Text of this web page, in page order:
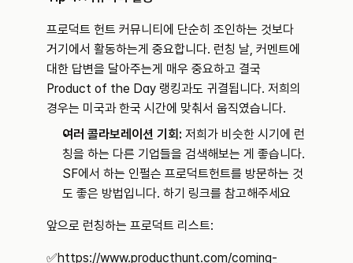
프로덕트 헌트 커뮤니티에 단순히 조인하는 것보다
거기에서 활동하는게 중요합니다. 런칭 날, 커멘트에
대한 답변을 달아주는게 매우 중요하고 결국
Product of the Day 랭킹과도 귀결됩니다. 저희의
경우는 미국과 한국 시간에 맞춰서 웁직였습니다.
여러 콜라보레이션 기회: 저희가 비슷한 시기에 런
칭을 하는 다른 기업들을 검색해보는 게 좋습니다.
SF에서 하는 인펄슨 프로덕트헌트를 방문하는 것
도 좋은 방법입니다. 하기 링크를 참고해주세요
앞으로 런칭하는 프로덕트 리스트:
✅https://www.producthunt.com/coming-